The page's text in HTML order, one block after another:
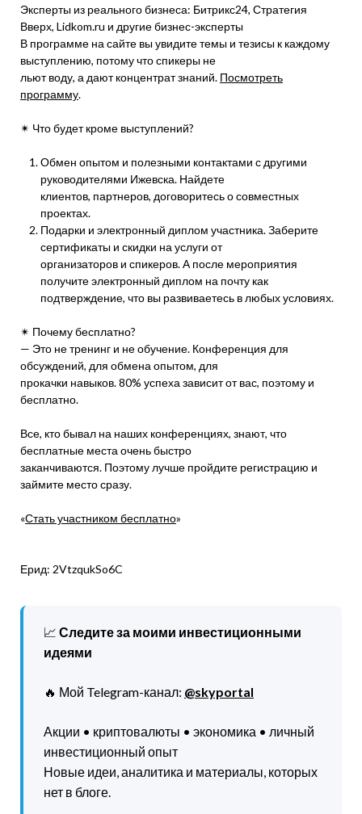
Эксперты из реального бизнеса: Битрикс24, Стратегия
Вверх, Lidkom.ru и другие бизнес-эксперты
В программе на сайте вы увидите темы и тезисы к каждому
выступлению, потому что спикеры не
льют воду, а дают концентрат знаний. Посмотреть
программу.
✴ Что будет кроме выступлений?
Обмен опытом и полезными контактами с другими
руководителями Ижевска. Найдете
клиентов, партнеров, договоритесь о совместных
проектах.
Подарки и электронный диплом участника. Заберите
сертификаты и скидки на услуги от
организаторов и спикеров. А после мероприятия
получите электронный диплом на почту как
подтверждение, что вы развиваетесь в любых условиях.
✴ Почему бесплатно?
— Это не тренинг и не обучение. Конференция для
обсуждений, для обмена опытом, для
прокачки навыков. 80% успеха зависит от вас, поэтому и
бесплатно.
Все, кто бывал на наших конференциях, знают, что
бесплатные места очень быстро
заканчиваются. Поэтому лучше пройдите регистрацию и
займите место сразу.
«Стать участником бесплатно»
Ерид: 2VtzqukSo6C
📈 Следите за моими инвестиционными
идеями
🔥 Мой Telegram-канал: @skyportal
Акции • криптовалюты • экономика • личный
инвестиционный опыт
Новые идеи, аналитика и материалы, которых
нет в блоге.